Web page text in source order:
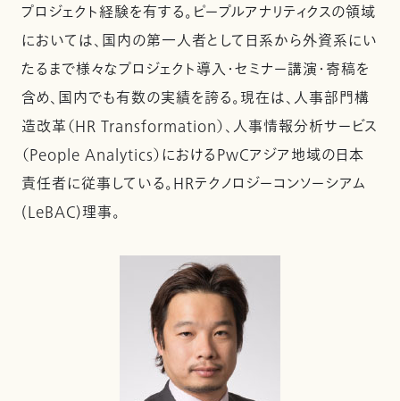
プロジェクト経験を有する。ピープルアナリティクスの領域
においては、国内の第一人者として日系から外資系にい
たるまで様々なプロジェクト導入・セミナー講演・寄稿を
含め、国内でも有数の実績を誇る。現在は、人事部門構
造改革（HR Transformation）、人事情報分析サービス
（People Analytics）におけるPwCアジア地域の日本
責任者に従事している。HRテクノロジーコンソーシアム
(LeBAC)理事。